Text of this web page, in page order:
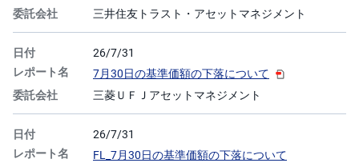
三井住友トラスト・アセットマネジメント
26/7/31
7月30日の基準価額の下落について
三菱ＵＦＪアセットマネジメント
26/7/31
FL_7月30日の基準価額の下落について